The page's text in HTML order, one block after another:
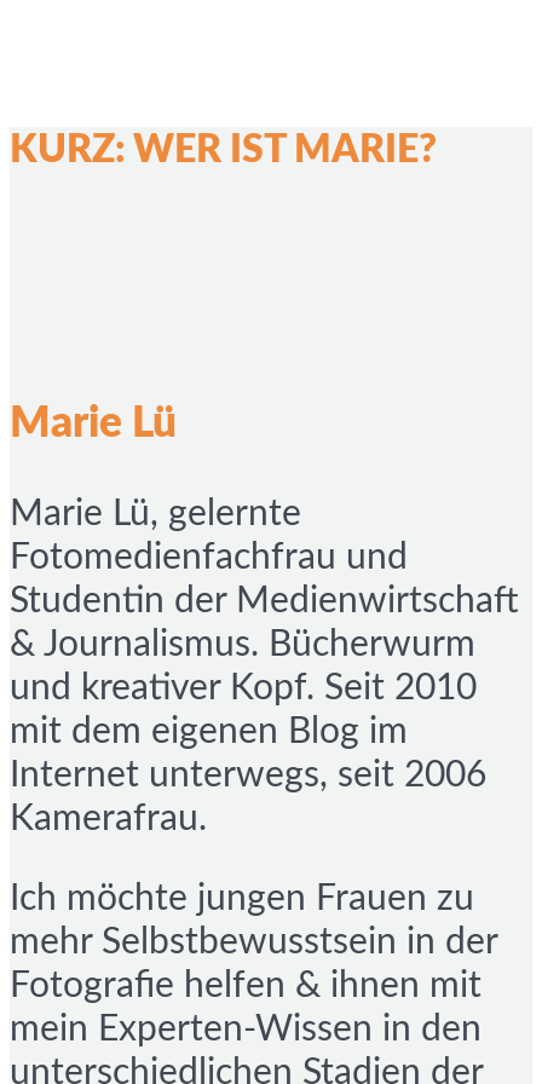
KURZ: WER IST MARIE?
Marie Lü
Marie Lü, gelernte
Fotomedienfachfrau und
Studentin der Medienwirtschaft
& Journalismus. Bücherwurm
und kreativer Kopf. Seit 2010
mit dem eigenen Blog im
Internet unterwegs, seit 2006
Kamerafrau.
Ich möchte jungen Frauen zu
mehr Selbstbewusstsein in der
Fotografie helfen & ihnen mit
mein Experten-Wissen in den
unterschiedlichen Stadien der